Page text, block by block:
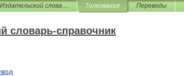
Издательский словарь-справочник Толкования Переводы
словарь-справочник